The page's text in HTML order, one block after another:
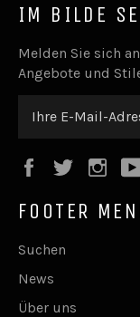
IM BILDE
Melden Sie sich
Angebote und
FacebookTwitter
FOOTER
Suchen
News
Über uns